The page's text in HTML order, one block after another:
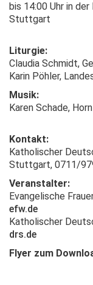
bis 14:00 Uhr in
Stuttgart
Liturgie:
Claudia Schmidt,
Karin Pöhler,
Musik:
Karen Schade, Horn
Kontakt:
Katholischer
Stuttgart, 0711/
Veranstalter:
Evangelische
efw.de
Katholischer
drs.de
Flyer zum